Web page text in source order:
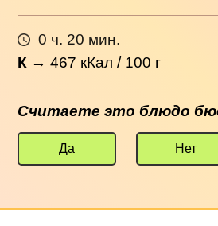
0 ч. 20 мин.
К →467 кКал / 100 г
Считаете это блюдо
Да Нет